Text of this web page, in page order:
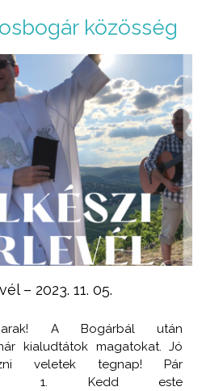
közösség
– 2023. 11. 05.
A Bogárbál után
kialudtátok magatokat. Jó
veletek tegnap! Pár
1. Kedd este